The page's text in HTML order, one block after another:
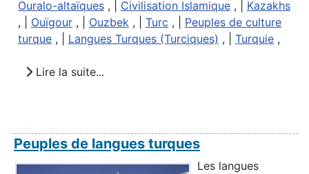
Ouralo-altaïques , | Civilisation Islamique , | Kazakhs
, | Ouïgour , | Ouzbek , | Turc , | Peuples de culture
turque , | Langues Turques (Turciques) , | Turquie ,
Lire la suite...
Peuples de langues turques
Les langues